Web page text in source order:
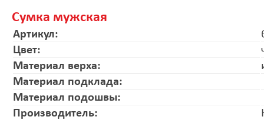
Сумка мужская
Артикул:
Цвет:
Материал верха:
Материал подклада:
Материал подошвы:
Производитель: